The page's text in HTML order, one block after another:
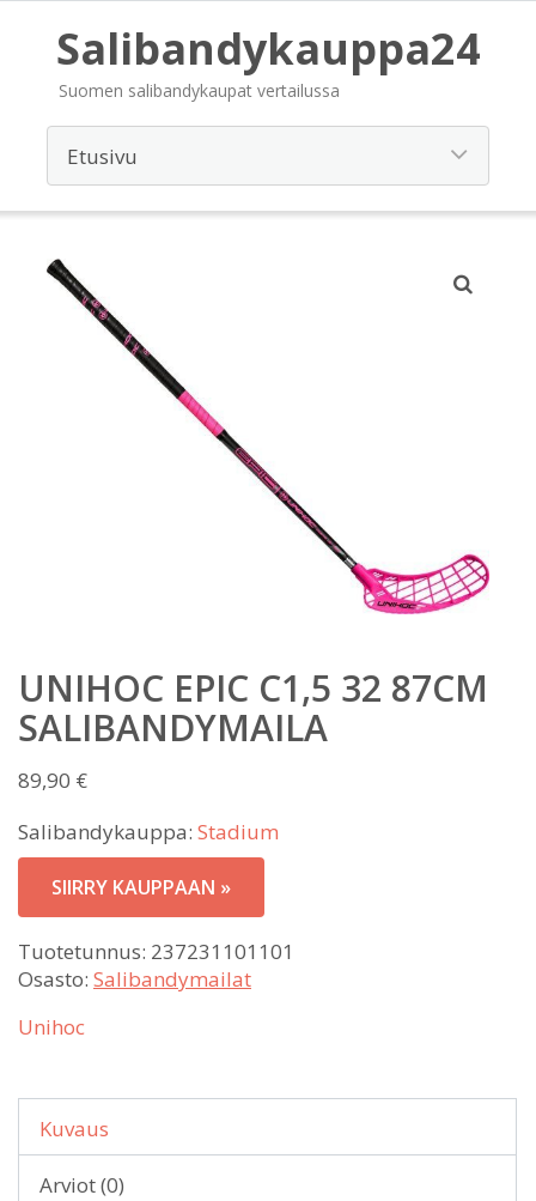
Salibandykauppa24
Suomen salibandykaupat vertailussa
UNIHOC EPIC C1,5 32 87CM
SALIBANDYMAILA
89,90 €
Salibandykauppa: Stadium
SIIRRY KAUPPAAN »
Tuotetunnus: 237231101101
Osasto: Salibandymailat
Unihoc
Kuvaus
Arviot (0)